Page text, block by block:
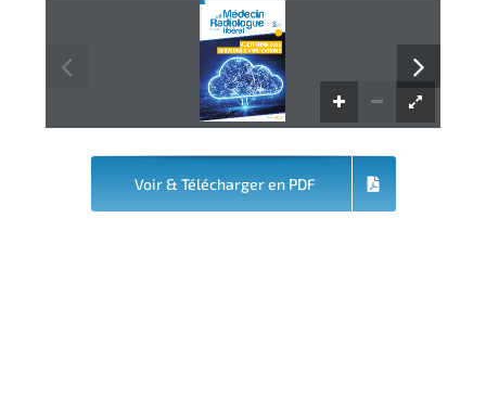
AUDIT FNMR 2022
SERVEURS D’APPLICATIONS
Voir & Télécharger en PDF